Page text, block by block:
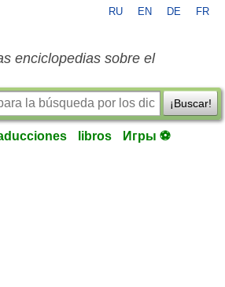
RU EN DE FR
enciclopedias sobre el
¡Buscar!
libros Игры ⚽